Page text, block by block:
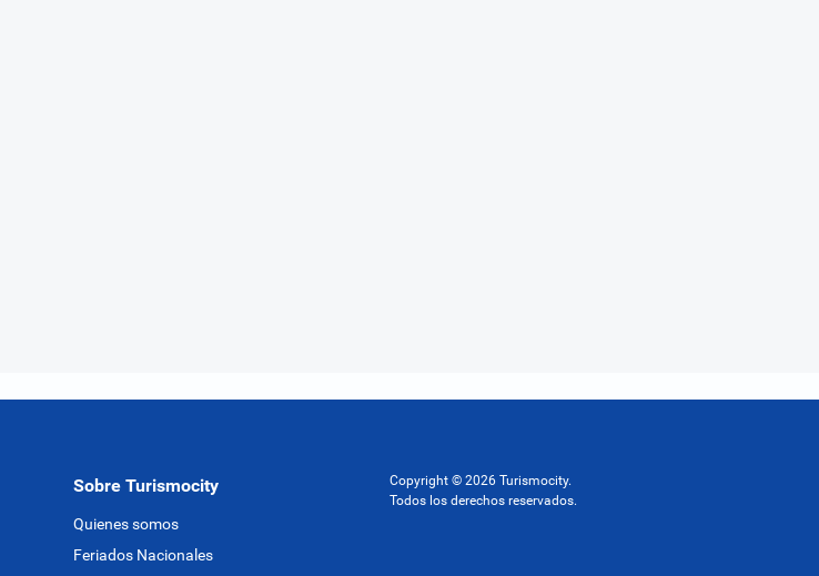
Sobre Turismocity
Quienes somos
Feriados Nacionales
Copyright © 2026 Turismocity.
Todos los derechos reservados.